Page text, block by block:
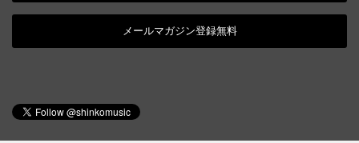
メールマガジン登録無料